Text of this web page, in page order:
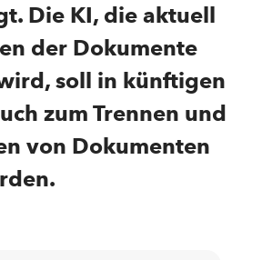
Die KI, die aktuell
der Dokumente
soll in künftigen
zum Trennen und
von Dokumenten